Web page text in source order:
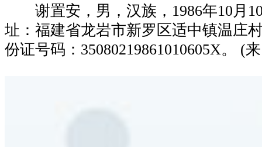
谢置安，男，汉族，1986年10月
址：福建省龙岩市新罗区适中镇温庄
份证号码：35080219861010605X。 (